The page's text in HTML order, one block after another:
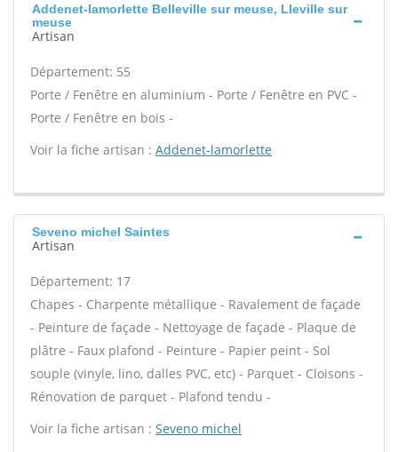
Addenet-lamorlette Belleville sur meuse, Lleville sur
meuse
Artisan
Département: 55
Porte / Fenêtre en aluminium - Porte / Fenêtre en PVC -
Porte / Fenêtre en bois -
Voir la fiche artisan : Addenet-lamorlette
Seveno michel Saintes
Artisan
Département: 17
Chapes - Charpente métallique - Ravalement de façade
- Peinture de façade - Nettoyage de façade - Plaque de
plâtre - Faux plafond - Peinture - Papier peint - Sol
souple (vinyle, lino, dalles PVC, etc) - Parquet - Cloisons -
Rénovation de parquet - Plafond tendu -
Voir la fiche artisan : Seveno michel